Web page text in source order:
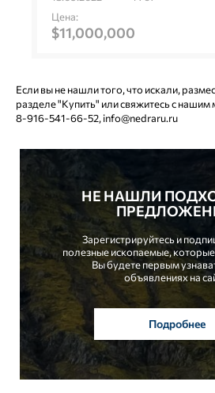
Цена:
$11,000,000
Если вы не нашли того, что искали,
разделе "Купить" или свяжитесь с
8-916-541-66-52, info@nedraru.ru
НЕ НАШЛИ
Зарегистрируйтесь и
полезные ископаемые, которые
Вы будете первым
объявлениях на
Подробнее